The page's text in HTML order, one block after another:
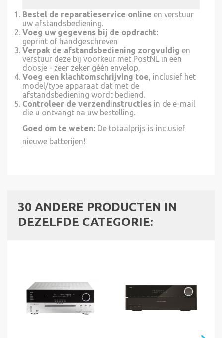
Bestel de reparatieservice online en verstuur
uw afstandsbediening.
Voeg uw gegevens bij de opdracht:
geprint of handgeschreven
Verpak de afstandsbediening zorgvuldig en
verstuur deze bij voorkeur met PostNL in een
doosje - zeer zeker géén envelop.
Voeg een klachtomschrijving toe, inclusief het
model/type apparaat dat met de
afstandsbediening wordt bediend.
Controleer de verzendinstructies in de e-mail
die u ontvangt na uw bestelling.
Goed om te weten: De totaalprijs is inclusief
nieuwe batterijen!
30 ANDERE PRODUCTEN IN
DEZELFDE CATEGORIE: